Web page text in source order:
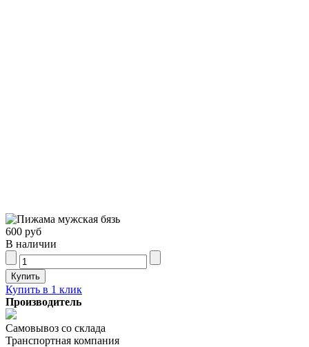
600 руб
В наличии
Купить в 1 клик
Производитель
Самовывоз со склада
Транспортная компания